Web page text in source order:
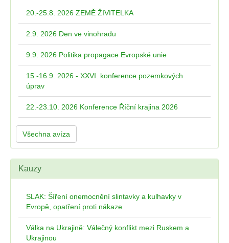
20.-25.8. 2026 ZEMĚ ŽIVITELKA
2.9. 2026 Den ve vinohradu
9.9. 2026 Politika propagace Evropské unie
15.-16.9. 2026 - XXVI. konference pozemkových
úprav
22.-23.10. 2026 Konference Říční krajina 2026
Všechna avíza
Kauzy
SLAK: Šíření onemocnění slintavky a kulhavky v
Evropě, opatření proti nákaze
Válka na Ukrajině: Válečný konflikt mezi Ruskem a
Ukrajinou